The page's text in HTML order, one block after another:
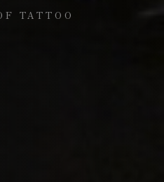
TATTOO